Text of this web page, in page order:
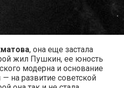
, она еще застала
жил Пушкин, ее юность
модерна и основание
на развитие советской